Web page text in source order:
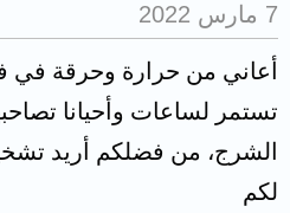
7 مارس 2022
أعاني من حرارة وحرقة في
تستمر لساعات وأحيانا
الشرج، من فضلكم أريد
لكم